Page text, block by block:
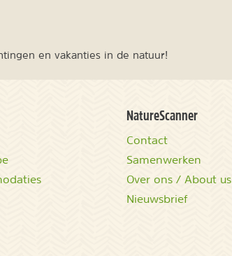
en vakanties in de natuur!
NatureScanner
Contact
Samenwerken
Over ons / About us
Nieuwsbrief